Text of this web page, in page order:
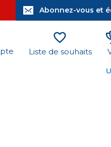
Abonnez-vous et
Liste de souhaits